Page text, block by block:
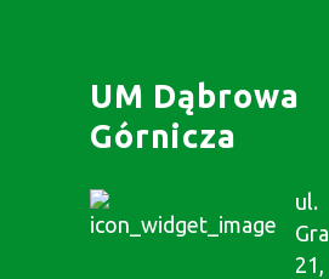
UM Dąbrowa
Górnicza
ul.
21,